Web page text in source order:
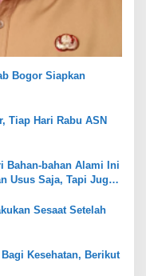
Bogor Siapkan
Tiap Hari Rabu ASN
Bahan-bahan Alami Ini
Usus Saja, Tapi Juga
Sesaat Setelah
Kesehatan, Berikut